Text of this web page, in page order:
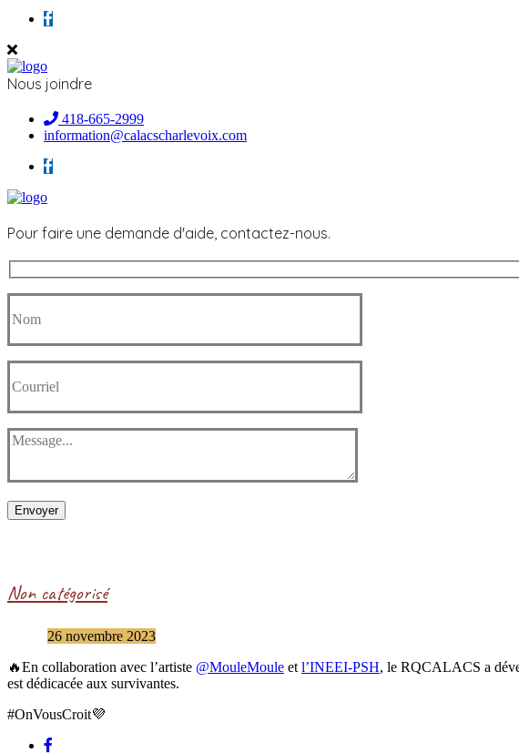
Nous joindre
418-665-2999
information@calacscharlevoix.com
Pour faire une demande d'aide, contactez-nous.
Envoyer
Non catégorisé
26 novembre 2023
🔥En collaboration avec l’artiste @MouleMoule et l’INEEI-PSH, le RQCALACS a
est dédicacée aux survivantes.
#OnVousCroit💜